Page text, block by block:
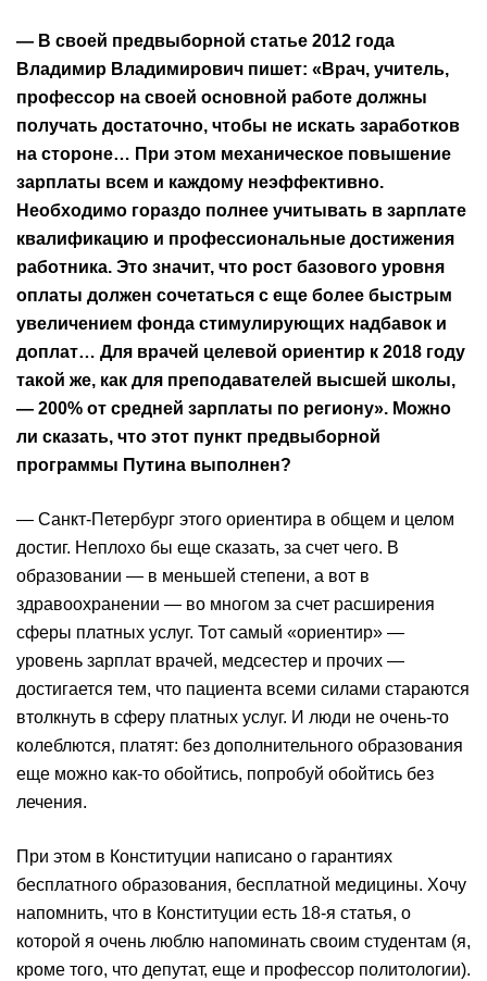
— В своей предвыборной статье 2012 года
Владимир Владимирович пишет: «Врач, учитель,
профессор на своей основной работе должны
получать достаточно, чтобы не искать заработков
на стороне… При этом механическое повышение
зарплаты всем и каждому неэффективно.
Необходимо гораздо полнее учитывать в зарплате
квалификацию и профессиональные достижения
работника. Это значит, что рост базового уровня
оплаты должен сочетаться с еще более быстрым
увеличением фонда стимулирующих надбавок и
доплат… Для врачей целевой ориентир к 2018 году
такой же, как для преподавателей высшей школы,
— 200% от средней зарплаты по региону». Можно
ли сказать, что этот пункт предвыборной
программы Путина выполнен?
— Санкт-Петербург этого ориентира в общем и целом
достиг. Неплохо бы еще сказать, за счет чего. В
образовании — в меньшей степени, а вот в
здравоохранении — во многом за счет расширения
сферы платных услуг. Тот самый «ориентир» —
уровень зарплат врачей, медсестер и прочих —
достигается тем, что пациента всеми силами стараются
втолкнуть в сферу платных услуг. И люди не очень-то
колеблются, платят: без дополнительного образования
еще можно как-то обойтись, попробуй обойтись без
лечения.
При этом в Конституции написано о гарантиях
бесплатного образования, бесплатной медицины. Хочу
напомнить, что в Конституции есть 18-я статья, о
которой я очень люблю напоминать своим студентам (я,
кроме того, что депутат, еще и профессор политологии).